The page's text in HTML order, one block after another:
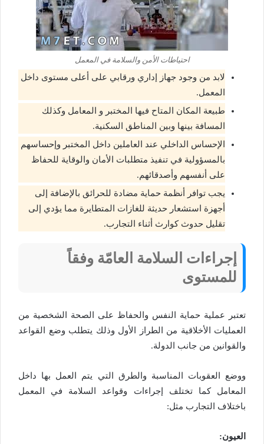
احتياطات الأمن والسلامة في المعمل
لابد من وجود جهاز إداري ورقابي على أعلى مستوى داخل
المعمل.
طبيعة المكان المتاح فيها المختبر و المعامل وكذلك
المسافة بينها وبين المناطق السكنية.
الإحساس الداخلي عند العاملين داخل المختبر وإحساسهم
بالمسؤولية في تنفيذ متطلبات الأمان والوقاية للحفاظ
على أنفسهم وأصدقائهم.
يجب توافر أنظمة حماية مضادة للحرائق بالإضافة إلى
أجهزة استشعار حديثة للغازات المتطايرة مما يؤدي إلى
تقليل حدوث كوارث أثناء التجارب.
إجراءات السلامة العامّة وفقاً
للمستوى
تعتبر عملية حماية النفس والحفاظ على الصحة الشخصية من
العمليات الأخلاقية من الطراز الأول وذلك يتطلب وضع القواعد
والقوانين من جانب الدولة.
ووضع العقوبات المناسبة والطرق التي يتم العمل بها داخل
المعامل كما تختلف إجراءات وقواعد السلامة في المعمل
باختلاف التجارب مثل:
العيون: